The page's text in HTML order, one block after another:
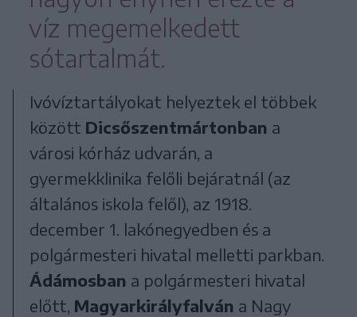
víz megemelkedett
sótartalmát.
Ivóvíztartályokat helyeztek el többek
között Dicsőszentmártonban a
városi kórház udvarán, a
gyermekklinika felőli bejáratnál (az
általános iskola felől), az 1918.
december 1. lakónegyedben és a
polgármesteri hivatal melletti parkban.
Ádámosban a polgármesteri hivatal
előtt, Magyarkirályfalván a Nagy